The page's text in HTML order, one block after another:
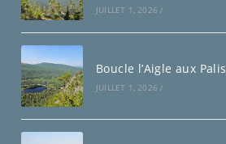
JUILLET 1, 2026 /
Boucle l’Aigle aux
JUILLET 1, 2026 /